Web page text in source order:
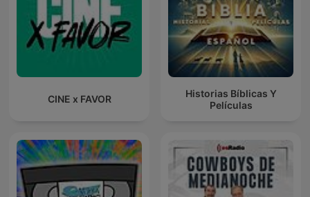
CINE x FAVOR
Historias Bíblicas Y
Películas